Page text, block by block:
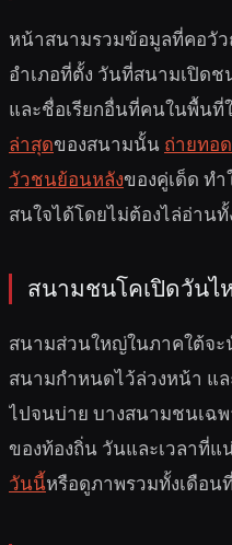
หน้าสนามรวมข้อมูลที่คอวัว
อำเภอที่ตั้ง วันที่สนามเปิดช
และชื่อเรียกอื่นที่คนในพื้นที่
ล่าสุดของสนามนั้น ถ่ายทอ
วัวชนย้อนหลังของคู่เด็ด ท
สนใจได้โดยไม่ต้องไล่อ่าน
สนามชนโคเปิดวันไ
สนามส่วนใหญ่ในภาคใต้จ
สนามกำหนดไว้ล่วงหน้า แล
ไปจนบ่าย บางสนามชนเฉ
ของท้องถิ่น วันและเวลาที่
วันนี้หรือดูภาพรวมทั้งเดือนที่